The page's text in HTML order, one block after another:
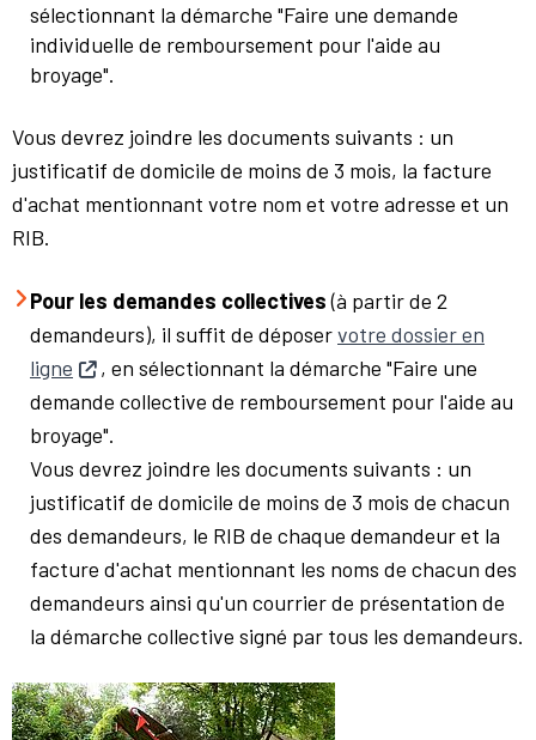
sélectionnant la démarche "Faire une demande
individuelle de remboursement pour l'aide au
broyage".
Vous devrez joindre les documents suivants : un
justificatif de domicile de moins de 3 mois, la facture
d'achat mentionnant votre nom et votre adresse et un
RIB.
Pour les demandes collectives(à partir de 2
demandeurs), il suffit de déposervotre dossier en
ligne
, en sélectionnant la démarche "Faire une
demande collective de remboursement pour l'aide au
broyage".
Vous devrez joindre les documents suivants : un
justificatif de domicile de moins de 3 mois de chacun
des demandeurs, le RIB de chaque demandeur et la
facture d'achat mentionnant les noms de chacun des
demandeurs ainsi qu'un courrier de présentation de
la démarche collective signé par tous les demandeurs.